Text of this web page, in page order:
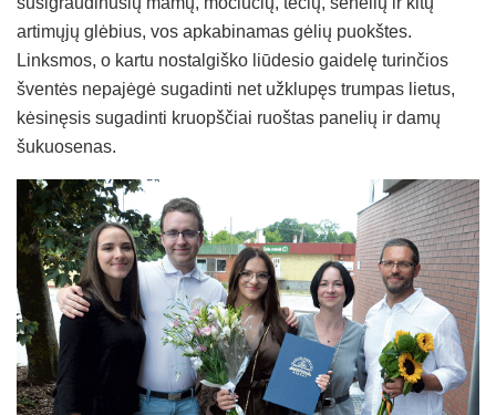
artimųjų glėbius, vos apkabinamas gėlių puokštes.
Linksmos, o kartu nostalgiško liūdesio gaidelę turinčios
šventės nepajėgė sugadinti net užklupęs trumpas lietus,
kėsinęsis sugadinti kruopščiai ruoštas panelių ir damų
šukuosenas.